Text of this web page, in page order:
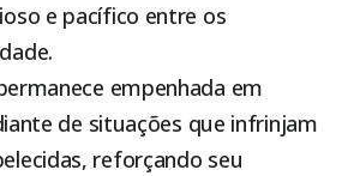
e pacífico entre os
empenhada em
de situações que infrinjam
reforçando seu